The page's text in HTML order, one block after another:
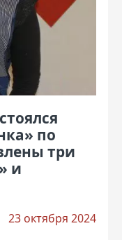
по
три
и
23 октября 2024